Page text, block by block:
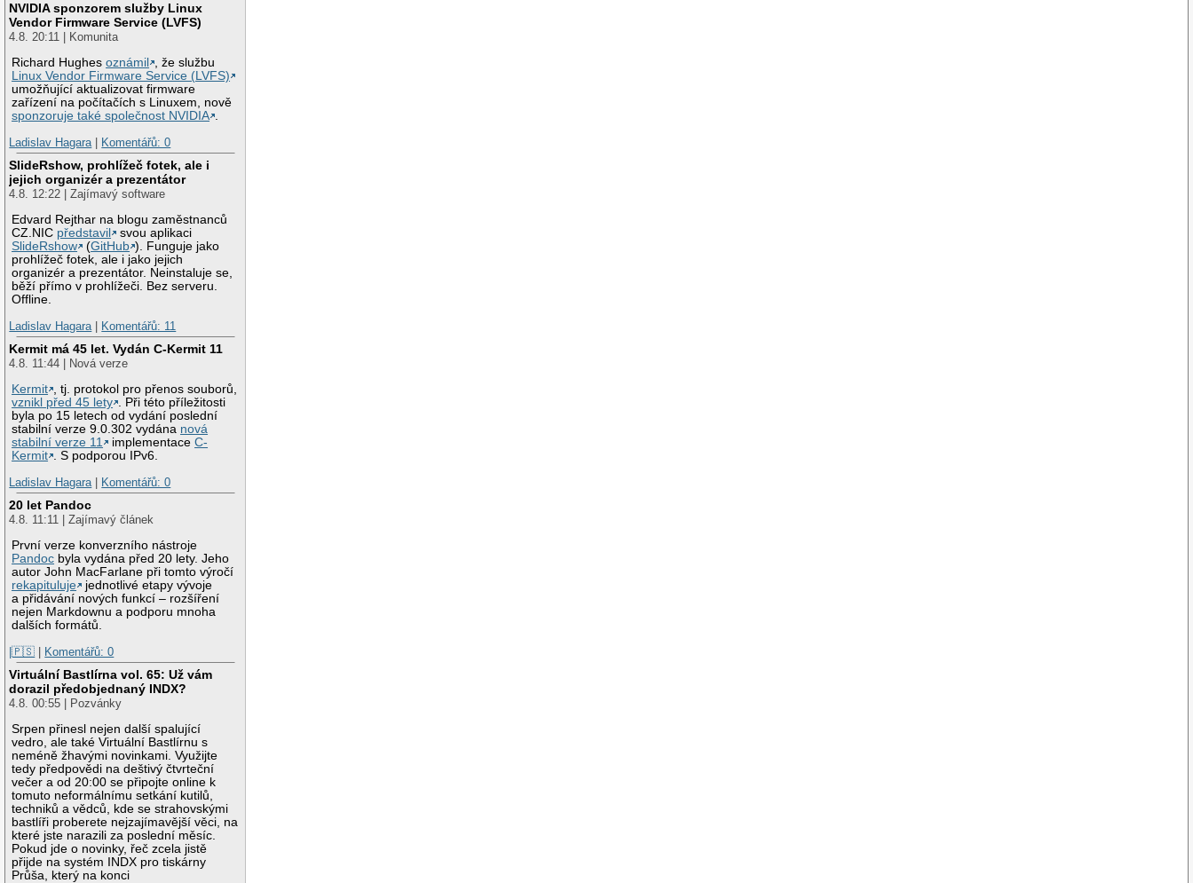
NVIDIA sponzorem služby Linux
Vendor Firmware Service (LVFS)
4.8. 20:11 | Komunita
Richard Hughesoznámil
, že službu
Linux Vendor Firmware Service (LVFS)
umožňující aktualizovat firmware
zařízení na počítačích s Linuxem, nově
sponzoruje také společnost NVIDIA .
Ladislav Hagara | Komentářů: 0
SlideRshow, prohlížeč fotek, ale i
jejich organizér a prezentátor
4.8. 12:22 | Zajímavý software
Edvard Rejthar na blogu zaměstnanců
CZ.NIC představil
svou aplikaci
SlideRshow
(GitHub ). Funguje jako
prohlížeč fotek, ale i jako jejich
organizér a prezentátor. Neinstaluje se,
běží přímo v prohlížeči. Bez serveru.
Offline.
Ladislav Hagara | Komentářů: 11
Kermit má 45 let. Vydán C-Kermit 11
4.8. 11:44 | Nová verze
Kermit , tj. protokol pro přenos souborů,
vznikl před 45 lety . Při této příležitosti
byla po 15 letech od vydání poslední
stabilní verze 9.0.302 vydána nová
stabilní verze 11
implementaceC-
Kermit . S podporou IPv6.
Ladislav Hagara | Komentářů: 0
20 let Pandoc
4.8. 11:11 | Zajímavý článek
První verze konverzního nástroje
Pandoc byla vydána před 20 lety. Jeho
autor John MacFarlane při tomto výročí
rekapituluje
jednotlivé etapy vývoje
a přidávání nových funkcí – rozšíření
nejen Markdownu a podporu mnoha
dalších formátů.
|🇵🇸 | Komentářů: 0
Virtuální Bastlírna vol. 65: Už vám
dorazil předobjednaný INDX?
4.8. 00:55 | Pozvánky
Srpen přinesl nejen další spalující
vedro, ale také Virtuální Bastlírnu s
neméně žhavými novinkami. Využijte
tedy předpovědi na deštivý čtvrteční
večer a od 20:00 se připojte online k
tomuto neformálnímu setkání kutilů,
techniků a vědců, kde se strahovskými
bastlíři proberete nejzajímavější věci, na
které jste narazili za poslední měsíc.
Pokud jde o novinky, řeč zcela jistě
přijde na systém INDX pro tiskárny
Průša, který na konci